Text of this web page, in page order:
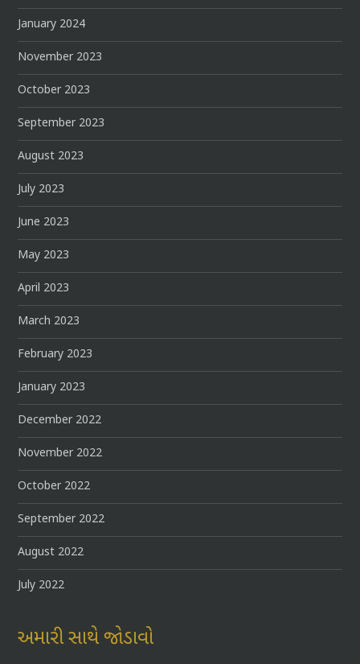
January 2024
November 2023
October 2023
September 2023
August 2023
July 2023
June 2023
May 2023
April 2023
March 2023
February 2023
January 2023
December 2022
November 2022
October 2022
September 2022
August 2022
July 2022
અમારી સાથે જોડાવો